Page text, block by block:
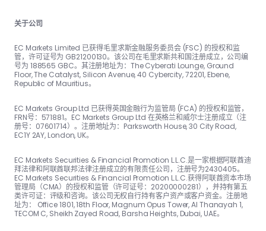
关于公司
EC Markets Limited 已获得毛里求斯金融服务委员会 (FSC) 的授权和监
管，许可证号为 GB21200130。该公司在毛里求斯共和国注册成立，公司编
号为 188565 GBC。其注册地址为：The Cyber​​ati Lounge, Ground
Floor, The Catalyst, Silicon Avenue, 40 Cyber​​city, 72201, Ebene,
Republic of Mauritius。
EC Markets Group Ltd 已获得英国金融行为监管局 (FCA) 的授权和监管，
FRN号：57188​​1。EC Markets Group Ltd 在英格兰和威尔士注册成立（注
册号：07601714）。注册地址为：Parksworth House, 30 City Road,
EC1Y 2AY, London, UK。
EC Markets Securities & Financial Promotion L.L.C.是一家根据阿联酋迪
拜法律和阿联酋联邦法律注册成立的有限责任公司，注册号为2430405。
EC Markets Securities & Financial Promotion L.L.C.获得阿联酋资本市场
管理局（CMA）的授权和监管（许可证号：20200000281），并持有第五
类许可证：评级和咨询。该公司无权自行持有客户资产或客户资金。注册地
址为： Office 1801, 18th Floor, Magnum Opus Tower, Al Thanayah 1,
TECOM C, Sheikh Zayed Road, Barsha Heights, Dubai, UAE。